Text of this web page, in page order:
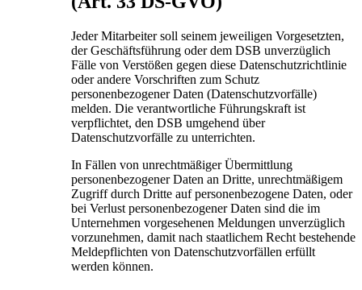
Jeder Mitarbeiter soll seinem jeweiligen Vorgesetzten,
der Geschäftsführung oder dem DSB unverzüglich
Fälle von Verstößen gegen diese Datenschutzrichtlinie
oder andere Vorschriften zum Schutz
personenbezogener Daten (Datenschutzvorfälle)
melden. Die verantwortliche Führungskraft ist
verpflichtet, den DSB umgehend über
Datenschutzvorfälle zu unterrichten.
In Fällen von unrechtmäßiger Übermittlung
personenbezogener Daten an Dritte, unrechtmäßigem
Zugriff durch Dritte auf personenbezogene Daten, oder
bei Verlust personenbezogener Daten sind die im
Unternehmen vorgesehenen Meldungen unverzüglich
vorzunehmen, damit nach staatlichem Recht bestehende
Meldepflichten von Datenschutzvorfällen erfüllt
werden können.